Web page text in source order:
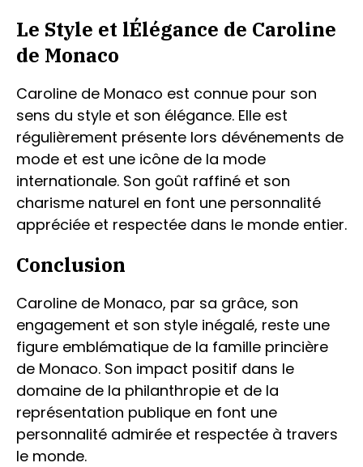
Le Style et lÉlégance de Caroline
de Monaco
Caroline de Monaco est connue pour son
sens du style et son élégance. Elle est
régulièrement présente lors dévénements de
mode et est une icône de la mode
internationale. Son goût raffiné et son
charisme naturel en font une personnalité
appréciée et respectée dans le monde entier.
Conclusion
Caroline de Monaco, par sa grâce, son
engagement et son style inégalé, reste une
figure emblématique de la famille princière
de Monaco. Son impact positif dans le
domaine de la philanthropie et de la
représentation publique en font une
personnalité admirée et respectée à travers
le monde.